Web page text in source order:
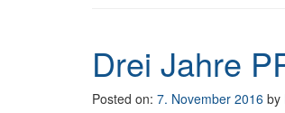
Drei Jahre
Posted on: 7. November 2016 by